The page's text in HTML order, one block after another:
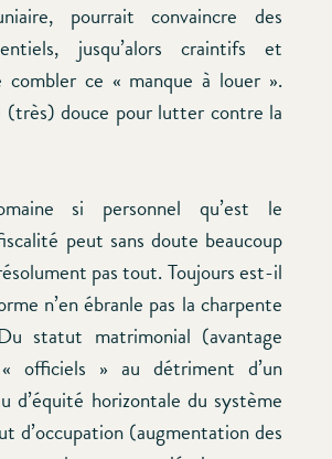
pourrait convaincre des
jusqu’alors craintifs et
combler ce « manque à louer ».
(très) douce pour lutter contre la
si personnel qu’est le
peut sans doute beaucoup
pas tout. Toujours est-il
n’en ébranle pas la charpente
statut matrimonial (avantage
officiels » au détriment d’un
d’équité horizontale du système
d’occupation (augmentation des